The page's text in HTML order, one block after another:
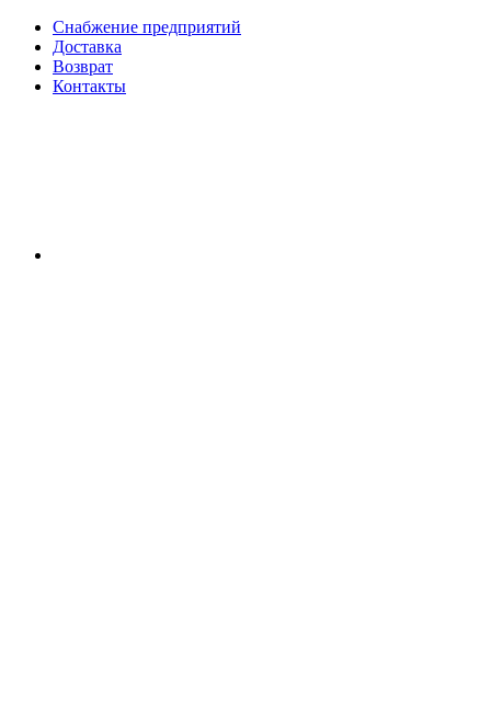
Снабжение предприятий
Доставка
Возврат
Контакты